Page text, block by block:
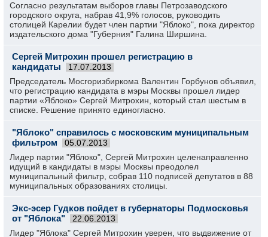
Согласно результатам выборов главы Петрозаводского
городского округа, набрав 41,9% голосов, руководить
столицей Карелии будет член партии "Яблоко", пока директор
издательского дома "Губерния" Галина Ширшина.
Сергей Митрохин прошел регистрацию в
кандидаты
17.07.2013
Председатель Мосгоризбиркома Валентин Горбунов объявил,
что регистрацию кандидата в мэры Москвы прошел лидер
партии «Яблоко» Сергей Митрохин, который стал шестым в
списке. Решение принято единогласно.
"Яблоко" справилось с московским муниципальным
фильтром
05.07.2013
Лидер партии "Яблоко", Сергей Митрохин целенаправленно
идущий в кандидаты в мэры Москвы преодолел
муниципальный фильтр, собрав 110 подписей депутатов в 88
муниципальных образованиях столицы.
Экс-эсер Гудков пойдет в губернаторы Подмосковья
от "Яблока"
22.06.2013
Лидер "Яблока" Сергей Митрохин уверен, что выдвижение от